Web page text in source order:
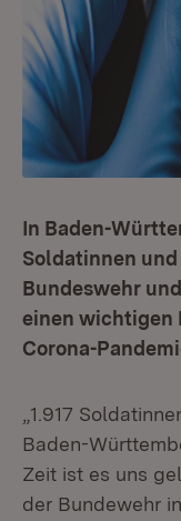
In Baden-
Soldatinnen
Bundeswehr
einen wichtigen
Corona-
„1.917
Baden-
Zeit ist es uns
der Bundewehr